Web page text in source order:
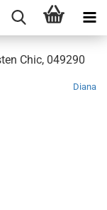
Chic, 049290
Diana